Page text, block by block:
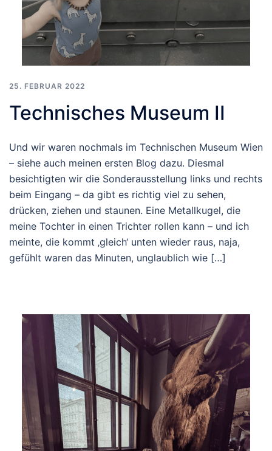
25. FEBRUAR 2022
Technisches Museum II
Und wir waren nochmals im Technischen Museum Wien
– siehe auch meinen ersten Blog dazu. Diesmal
besichtigten wir die Sonderausstellung links und rechts
beim Eingang – da gibt es richtig viel zu sehen,
drücken, ziehen und staunen. Eine Metallkugel, die
meine Tochter in einen Trichter rollen kann – und ich
meinte, die kommt ‚gleich‘ unten wieder raus, naja,
gefühlt waren das Minuten, unglaublich wie […]